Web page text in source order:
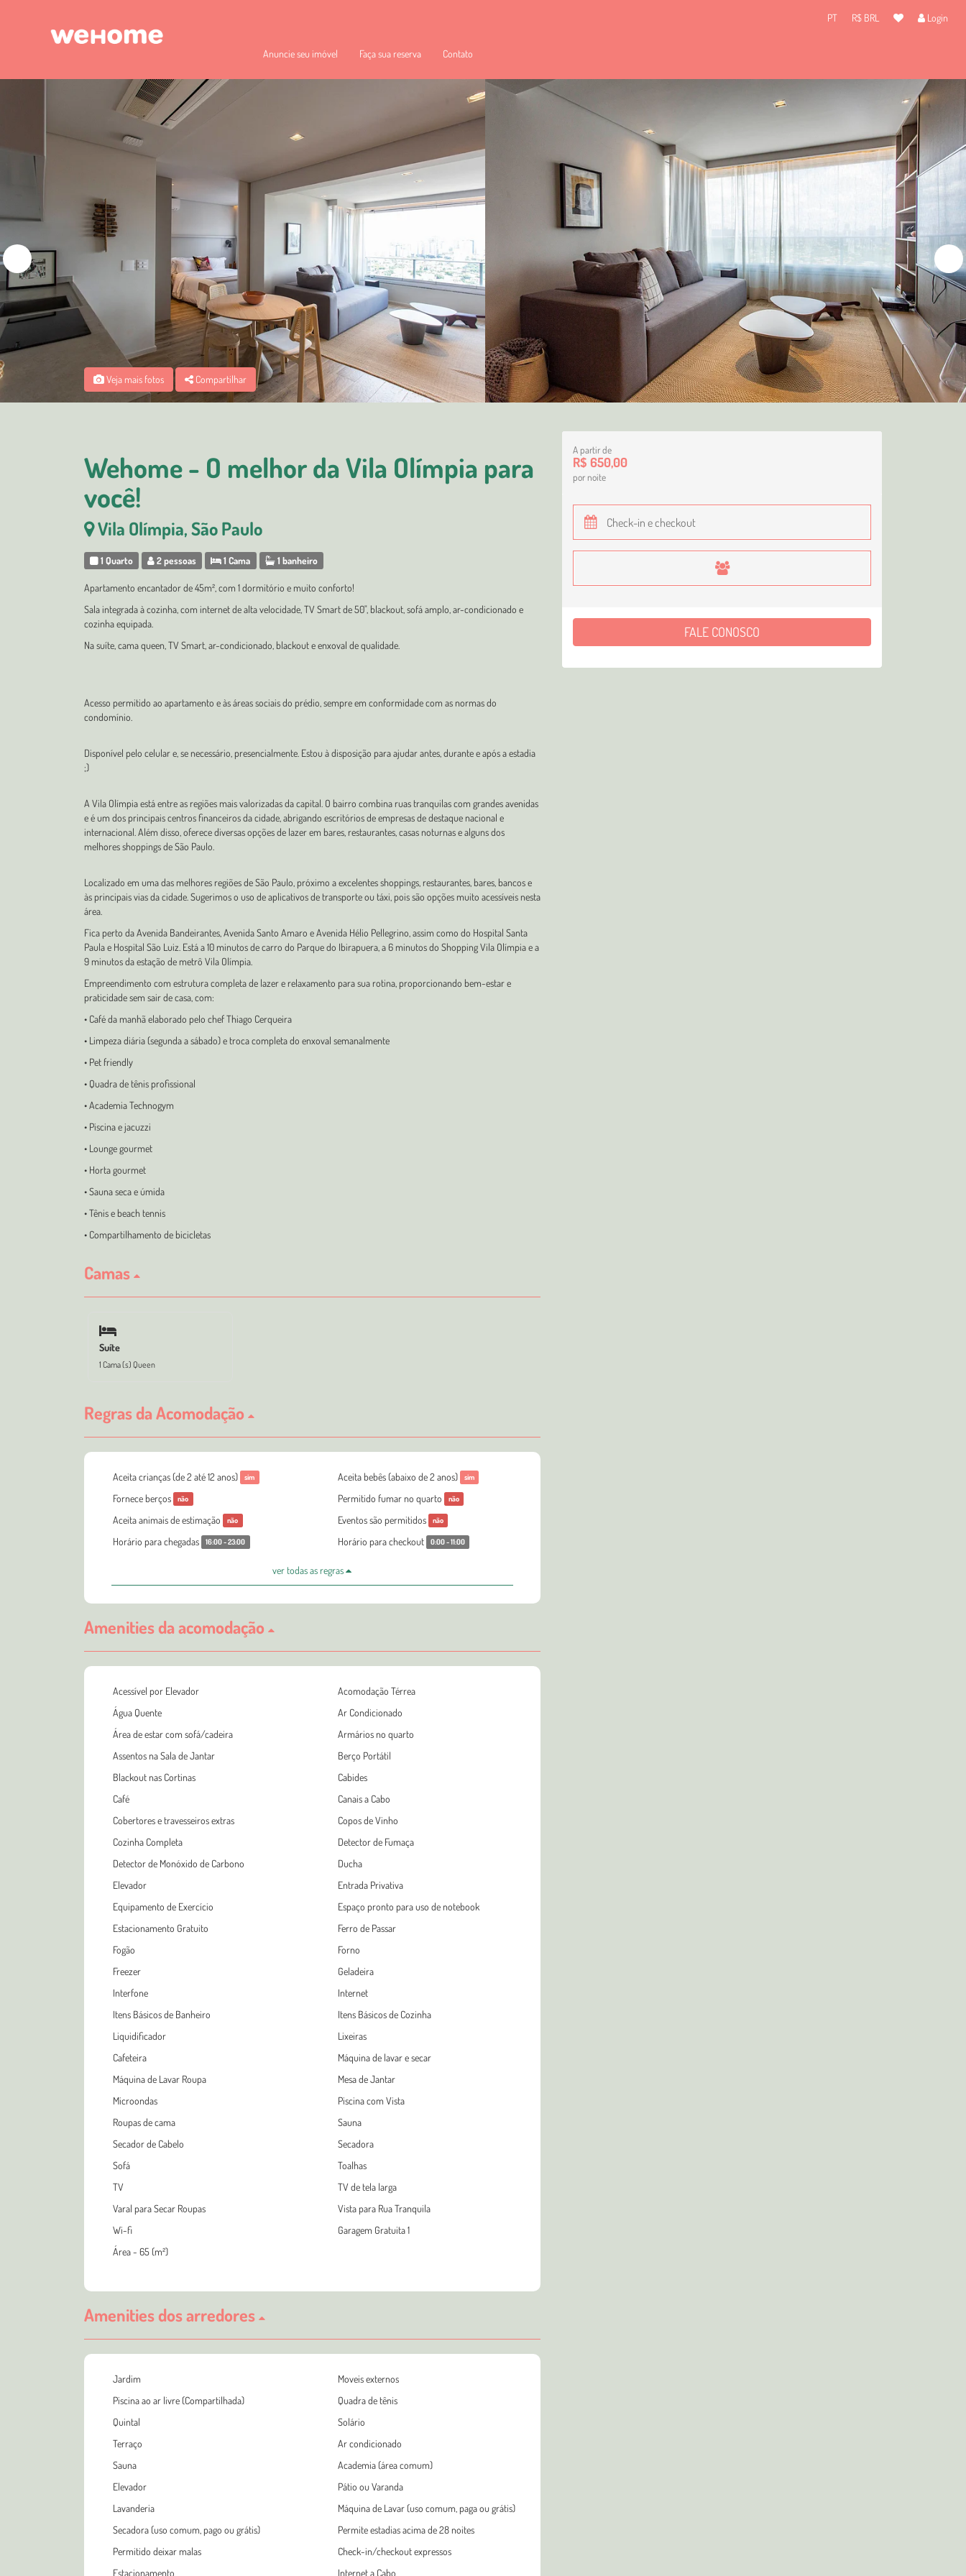
PT R$ BRL Login
Anuncie seu imóvel Faça sua reserva Contato
Veja mais fotos Compartilhar
Wehome - O melhor da Vila Olímpia para
você!
Vila Olímpia, São Paulo
1 Quarto 2 pessoas 1 Cama 1 banheiro
Apartamento encantador de 45m², com 1 dormitório e muito conforto!
Sala integrada à cozinha, com internet de alta velocidade, TV Smart de 50", blackout, sofá amplo, ar-condicionado e
cozinha equipada.
Na suíte, cama queen, TV Smart, ar-condicionado, blackout e enxoval de qualidade.
Acesso permitido ao apartamento e às áreas sociais do prédio, sempre em conformidade com as normas do
condomínio.
Disponível pelo celular e, se necessário, presencialmente. Estou à disposição para ajudar antes, durante e após a estadia
;)
A Vila Olímpia está entre as regiões mais valorizadas da capital. O bairro combina ruas tranquilas com grandes avenidas
e é um dos principais centros financeiros da cidade, abrigando escritórios de empresas de destaque nacional e
internacional. Além disso, oferece diversas opções de lazer em bares, restaurantes, casas noturnas e alguns dos
melhores shoppings de São Paulo.
Localizado em uma das melhores regiões de São Paulo, próximo a excelentes shoppings, restaurantes, bares, bancos e
às principais vias da cidade. Sugerimos o uso de aplicativos de transporte ou táxi, pois são opções muito acessíveis nesta
área.
Fica perto da Avenida Bandeirantes, Avenida Santo Amaro e Avenida Hélio Pellegrino, assim como do Hospital Santa
Paula e Hospital São Luiz. Está a 10 minutos de carro do Parque do Ibirapuera, a 6 minutos do Shopping Vila Olímpia e a
9 minutos da estação de metrô Vila Olímpia.
Empreendimento com estrutura completa de lazer e relaxamento para sua rotina, proporcionando bem-estar e
praticidade sem sair de casa, com:
• Café da manhã elaborado pelo chef Thiago Cerqueira
• Limpeza diária (segunda a sábado) e troca completa do enxoval semanalmente
• Pet friendly
• Quadra de tênis profissional
• Academia Technogym
• Piscina e jacuzzi
• Lounge gourmet
• Horta gourmet
• Sauna seca e úmida
• Tênis e beach tennis
• Compartilhamento de bicicletas
Camas
Suíte
1 Cama (s) Queen
Regras da Acomodação
Aceita crianças (de 2 até 12 anos) sim Aceita bebês (abaixo de 2 anos) sim
Fornece berços não Permitido fumar no quarto não
Aceita animais de estimação não Eventos são permitidos não
Horário para chegadas 16:00 - 23:00 Horário para checkout 0:00 - 11:00
ver todas as regras
Amenities da acomodação
Acessível por Elevador
Acomodação Térrea
Água Quente
Ar Condicionado
Área de estar com sofá/cadeira
Armários no quarto
Assentos na Sala de Jantar
Berço Portátil
Blackout nas Cortinas
Cabides
Café
Canais a Cabo
Cobertores e travesseiros extras
Copos de Vinho
Cozinha Completa
Detector de Fumaça
Detector de Monóxido de Carbono
Ducha
Elevador
Entrada Privativa
Equipamento de Exercício
Espaço pronto para uso de notebook
Estacionamento Gratuito
Ferro de Passar
Fogão
Forno
Freezer
Geladeira
Interfone
Internet
Itens Básicos de Banheiro
Itens Básicos de Cozinha
Liquidificador
Lixeiras
Cafeteira
Máquina de lavar e secar
Máquina de Lavar Roupa
Mesa de Jantar
Microondas
Piscina com Vista
Roupas de cama
Sauna
Secador de Cabelo
Secadora
Sofá
Toalhas
TV
TV de tela larga
Varal para Secar Roupas
Vista para Rua Tranquila
Wi-fi
Garagem Gratuita 1
Área - 65 (m²)
Amenities dos arredores
Jardim
Moveis externos
Piscina ao ar livre (Compartilhada)
Quadra de tênis
Quintal
Solário
Terraço
Ar condicionado
Sauna
Academia (área comum)
Elevador
Pátio ou Varanda
Lavanderia
Máquina de Lavar (uso comum, paga ou grátis)
Secadora (uso comum, pago ou grátis)
Permite estadias acima de 28 noites
Permitido deixar malas
Check-in/checkout expressos
Estacionamento
Internet a Cabo
A partir de
R$ 650,00
por noite
FALE CONOSCO